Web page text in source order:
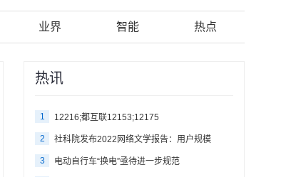
业界 智能 热点
热讯
1 12216;都互联12153;12175
2 社科院发布2022网络文学报告：用户规模
3 电动自行车“换电”亟待进一步规范